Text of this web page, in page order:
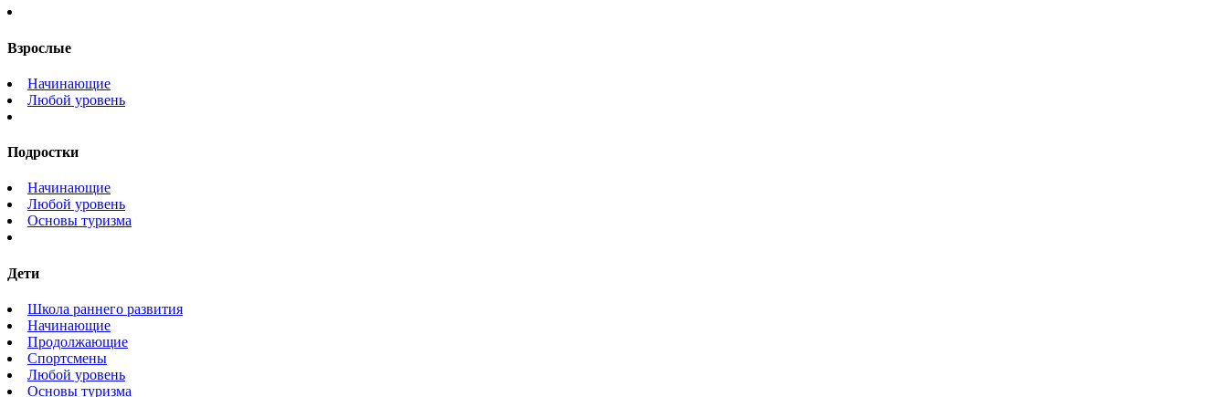
Взрослые
Начинающие
Любой уровень
Подростки
Начинающие
Любой уровень
Основы туризма
Дети
Школа раннего развития
Начинающие
Продолжающие
Спортсмены
Любой уровень
Основы туризма